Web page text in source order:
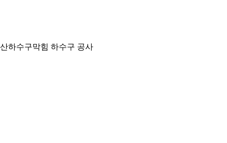
하수구막힘 하수구 공사